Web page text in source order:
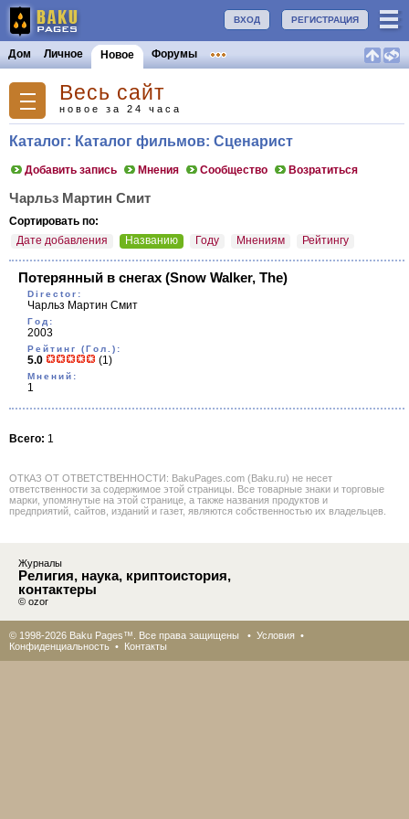
РЕГИСТРАЦИЯ
ВХОД
Дом Личное Новое Форумы
Весь сайт
новое за 24 часа
Каталог: Каталог фильмов: Сценарист
Добавить запись Мнения Сообщество Возратиться
Чарльз Мартин Смит
Сортировать по:
Дате добавления
Названию Году Мнениям Рейтингу
Потерянный в снегах (Snow Walker, The)
Director:
Чарльз Мартин Смит
Год:
2003
Рейтинг (Гол.):
5.0 (1)
Мнений:
1
Всего: 1
ОТКАЗ ОТ ОТВЕТСТВЕННОСТИ: BakuPages.com (Baku.ru) не несет
ответственности за содержимое этой страницы. Все товарные знаки и торговые
марки, упомянутые на этой странице, а также названия продуктов и
предприятий, сайтов, изданий и газет, являются собственностью их владельцев.
Журналы
Религия, наука, криптоистория,
контактеры
© ozor
© 1998-2026 Baku Pages™. Все права защищены • Условия •
Конфиденциальность • Контакты